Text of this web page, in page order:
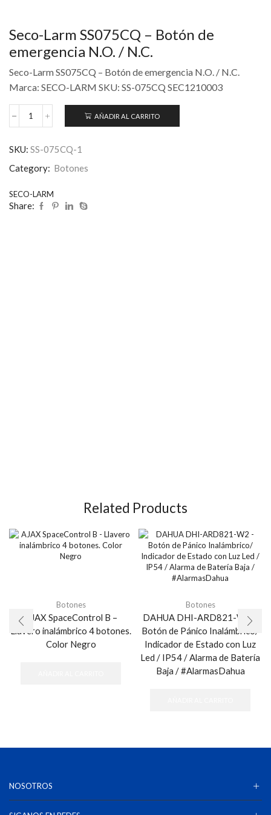
Seco-Larm SS075CQ – Botón de
emergencia N.O. / N.C.
Seco-Larm SS075CQ – Botón de emergencia N.O. / N.C.
Marca: SECO-LARM SKU: SS-075CQ SEC1210003
AÑADIR AL CARRITO
SKU: SS-075CQ-1
Category: Botones
SECO-LARM
Share:
Related Products
Botones
AJAX SpaceControl B –
Llavero inalámbrico 4 botones.
Color Negro
Botones
DAHUA DHI-ARD821-W2 –
Botón de Pánico Inalámbrico/
Indicador de Estado con Luz
Led / IP54 / Alarma de Batería
Baja / #AlarmasDahua
NOSOTROS